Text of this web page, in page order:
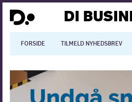
DI
FORSIDE TILMELD NYHEDSBREV
Dansk økonomi